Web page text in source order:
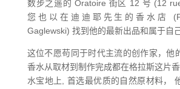
数步之遥的 Oratoire 街区 12 号 (12 rue
您也以在迪迪耶先生的香水店
Gaglewski) 找到他的最新出品和属于自
这位不愿苟同于时代主流的创作家，他
香水从取材到制作完成都在格拉斯这片香
水宝地上, 首选最优质的自然原材料，